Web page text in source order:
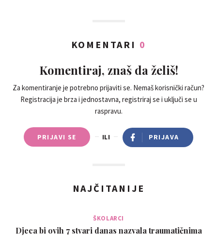
KOMENTARI 0
Komentiraj, znaš da želiš!
Za komentiranje je potrebno prijaviti se. Nemaš korisnički račun?
Registracija je brza i jednostavna, registriraj se i uključi se u
raspravu.
PRIJAVI SE ILI PRIJAVA
NAJČITANIJE
ŠKOLARCI
Djeca bi ovih 7 stvari danas nazvala traumatičnima